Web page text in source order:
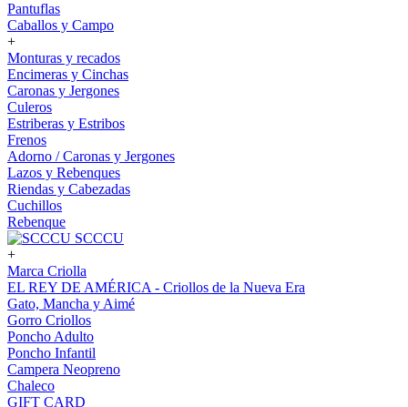
Pantuflas
Caballos y Campo
+
Monturas y recados
Encimeras y Cinchas
Caronas y Jergones
Culeros
Estriberas y Estribos
Frenos
Adorno / Caronas y Jergones
Lazos y Rebenques
Riendas y Cabezadas
Cuchillos
Rebenque
SCCCU
+
Marca Criolla
EL REY DE AMÉRICA - Criollos de la Nueva Era
Gato, Mancha y Aimé
Gorro Criollos
Poncho Adulto
Poncho Infantil
Campera Neopreno
Chaleco
GIFT CARD